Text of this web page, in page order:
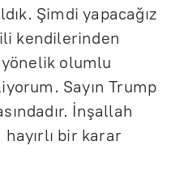
Şimdi yapacağız
kendilerinden
yönelik olumlu
Sayın Trump
İnşallah
bir karar